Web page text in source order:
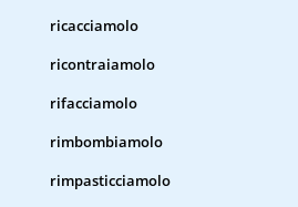
ricacciamolo
ricontraiamolo
rifacciamolo
rimbombiamolo
rimpasticciamolo